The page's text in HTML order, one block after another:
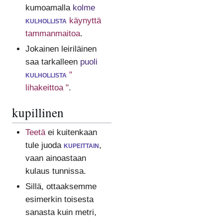
kumoamalla kolme
kulhollista käynyttä
tammanmaitoa.
Jokainen leiriläinen
saa tarkalleen puoli
kulhollista "
lihakeittoa ".
kupillinen
Teetäei kuitenkaan
tule juoda kupeittain,
vaan ainoastaan
kulaus tunnissa.
Sillä, ottaaksemme
esimerkin toisesta
sanasta kuin metri,